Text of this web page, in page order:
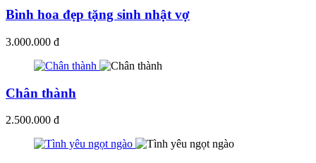
Bình hoa đẹp tặng sinh nhật vợ
3.000.000 đ
Chân thành
2.500.000 đ